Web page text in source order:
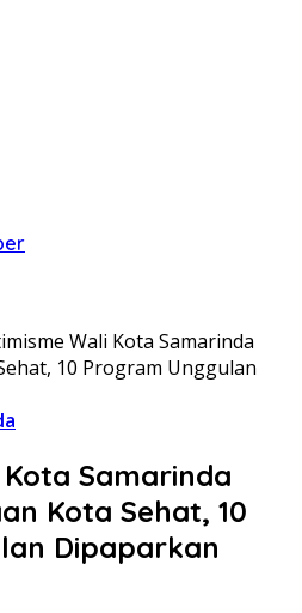
Wali Kota Samarinda
10 Program Unggulan
Samarinda
Kota Sehat, 10
Dipaparkan